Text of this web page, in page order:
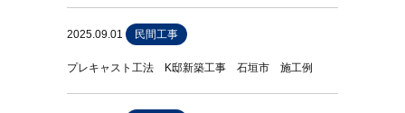
2025.09.01 民間工事
プレキャスト工法 K邸新築工事 石垣市 施工例